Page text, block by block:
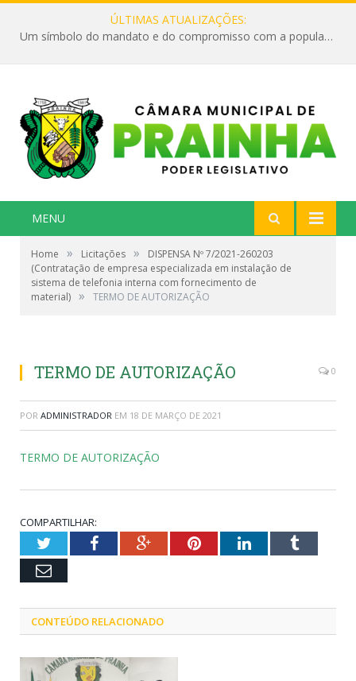
ÚLTIMAS ATUALIZAÇÕES:
Um símbolo do mandato e do compromisso com a população
MENU
Home » Licitações »
DISPENSA Nº 7/2021-260203
(Contratação de empresa especializada em instalação de
sistema de telefonia interna com fornecimento de
material) » TERMO DE AUTORIZAÇÃO
TERMO DE AUTORIZAÇÃO 0
POR ADMINISTRADOR EM 18 DE MARÇO DE 2021
TERMO DE AUTORIZAÇÃO
COMPARTILHAR:
TwitterFacebookGoogle+PinterestLinkedInTumblr
Email
CONTEÚDO RELACIONADO